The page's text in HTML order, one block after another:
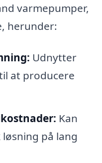
varmepumper,
herunder:
Udnytter
at producere
Kan
på lang